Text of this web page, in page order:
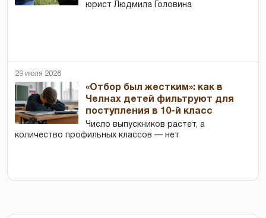
юрист Людмила Головина
29 июля 2026
«Отбор был жестким»: как в
Челнах детей фильтруют для
поступления в 10-й класс
Число выпускников растет, а
количество профильных классов — нет